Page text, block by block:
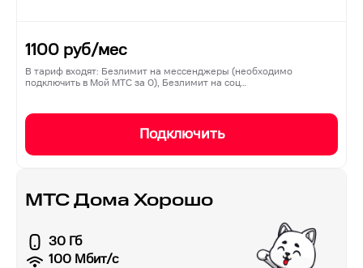
1100 руб/мес
В тариф входят: Безлимит на мессенджеры (необходимо
подключить в Мой МТС за 0), Безлимит на соц…
Подключить
МТС Дома Хорошо
30 Гб
100 Мбит/с